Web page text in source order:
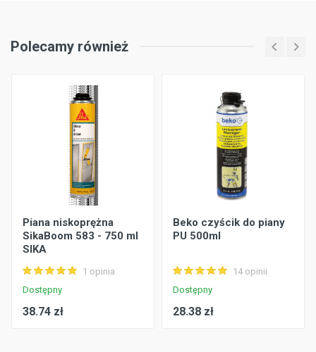
Polecamy również
Piana niskoprężna
SikaBoom 583 - 750 ml
SIKA
1 opinia
Dostępny
38.74 zł
Beko czyścik do piany
PU 500ml
14 opinii
Dostępny
28.38 zł